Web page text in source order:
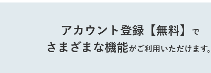
アカウント登録【無料】 で
さまざまな機能がご利用いただけます。